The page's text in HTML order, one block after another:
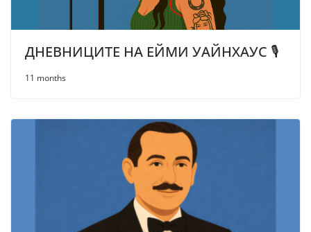
ДНЕВНИЦИТЕ НА ЕЙМИ УАЙНХАУС 🎙
11 months